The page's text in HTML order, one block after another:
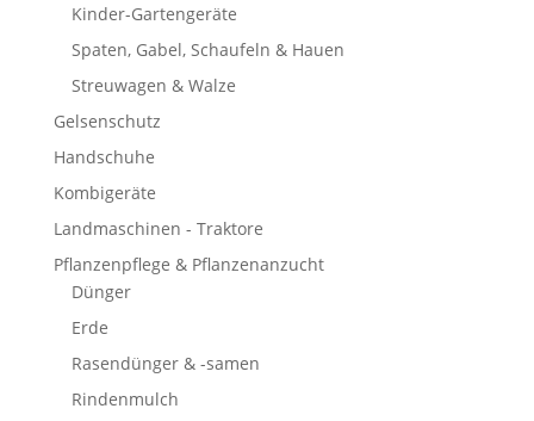
Kinder-Gartengeräte
Spaten, Gabel, Schaufeln & Hauen
Streuwagen & Walze
Gelsenschutz
Handschuhe
Kombigeräte
Landmaschinen - Traktore
Pflanzenpflege & Pflanzenanzucht
Dünger
Erde
Rasendünger & -samen
Rindenmulch